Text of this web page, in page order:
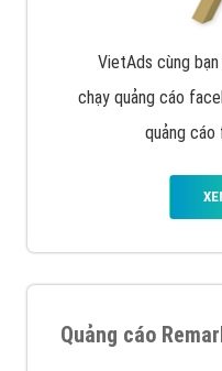
VietAds cùng
chạy quảng cáo
quảng cáo
Quảng cáo